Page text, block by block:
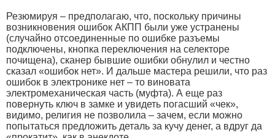
Резюмируя – предполагаю, что, поскольку причины
возникновения ошибок АКПП были уже устранены
(случайно отсоединенные по ошибке разъемы
подключены, кнопка переключения на селекторе
почищена), сканер бывшие ошибки обнулил и честно
сказал «ошибок нет». И дальше мастера решили, что раз
ошибок в электронике нет – то виновата
электромеханическая часть (муфта). А еще раз
повернуть ключ в замке и увидеть погасший «чек»,
видимо, религия не позволила – зачем, если можно
попытаться предложить деталь за кучу денег, а вдруг да